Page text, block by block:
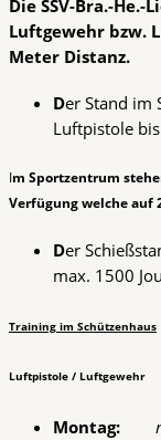
Die SSV-Bra.-
Luftgewehr bzw.
Meter Distanz.
Der Stand im
Luftpistole
Im Sportzentrum
Verfügung welche auf
Der
max. 1500
Training im Schützenhaus
Luftpistole / Luftgewehr
Montag: